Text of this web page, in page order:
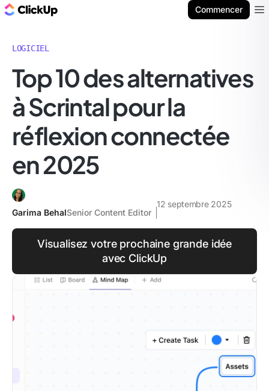
Commencer
LOGICIEL
Top 10 des alternatives
à Scrintal pour la
réflexion connectée
en 2025
Garima BehalSenior Content Editor
12 septembre 2025
Visualisez votre prochaine grande idée
avec ClickUp